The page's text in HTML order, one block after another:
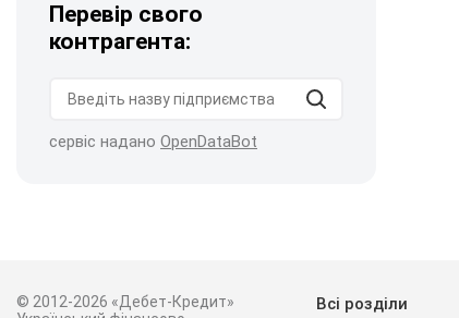
Перевір свого
контрагента:
сервіс надано OpenDataBot
© 2012-2026 «Дебет-Кредит»
Всі розділи